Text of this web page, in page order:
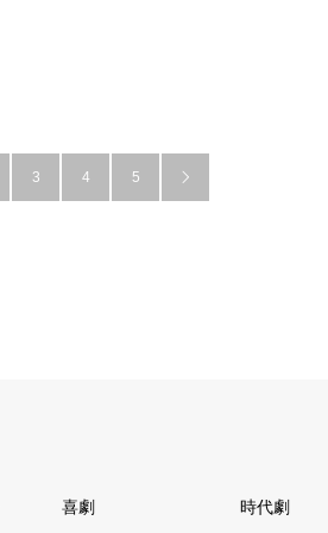
3 4 5 
喜劇 時代劇